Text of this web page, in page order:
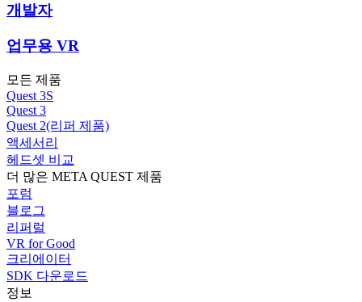
개발자
업무용 VR
모든 제품
Quest 3S
Quest 3
Quest 2(리퍼 제품)
액세서리
헤드셋 비교
더 많은 META QUEST 제품
포럼
블로그
리퍼럴
VR for Good
크리에이터
SDK 다운로드
정보